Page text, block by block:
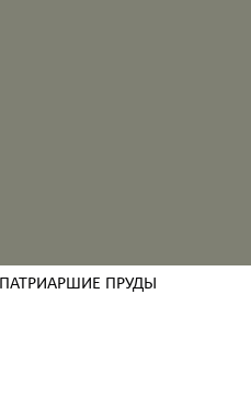
ПАТРИАРШИЕ ПРУДЫ